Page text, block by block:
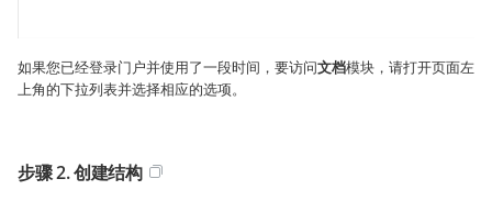
如果您已经登录门户并使用了一段时间，要访问文档模块，请打开页面左
上角的下拉列表并选择相应的选项。
步骤 2. 创建结构